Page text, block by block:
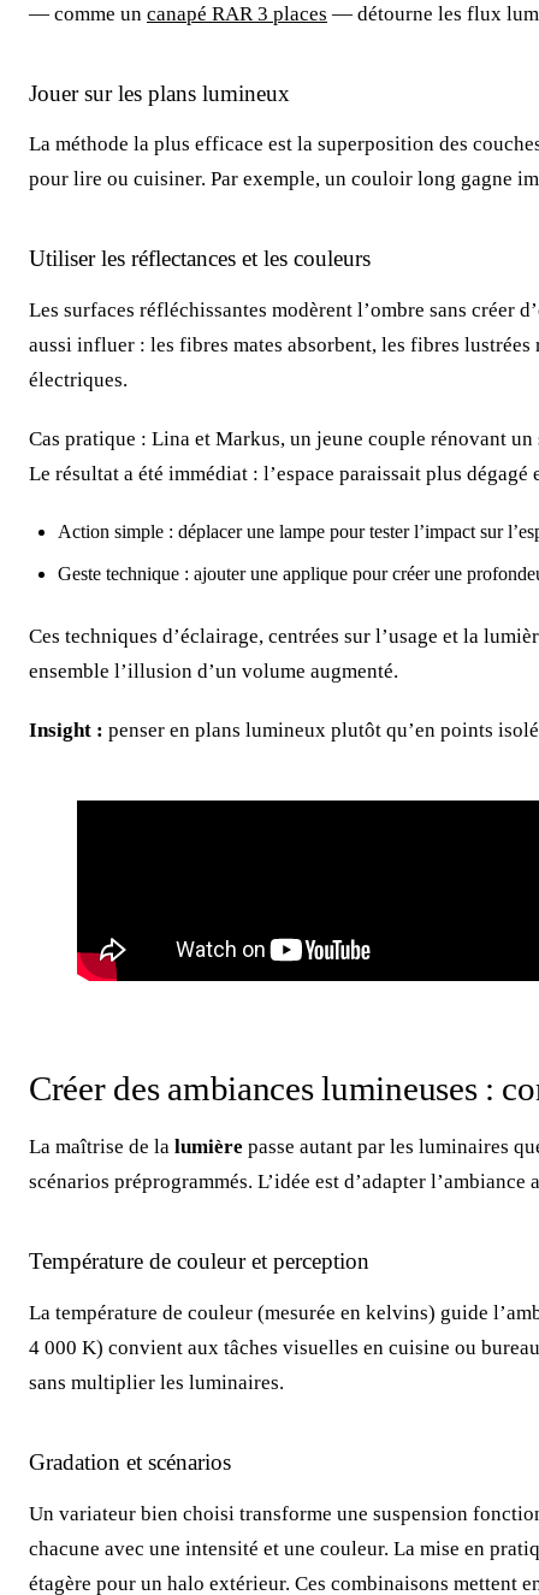
— comme un canapé RAR 3 places — détourne les flux
Jouer sur les plans lumineux
La méthode la plus efficace est la superposition des
pour lire ou cuisiner. Par exemple, un couloir long gagne
Utiliser les réflectances et les couleurs
Les surfaces réfléchissantes modèrent l’ombre sans créer
aussi influer : les fibres mates absorbent, les fibres
électriques.
Cas pratique : Lina et Markus, un jeune couple rénovant
Le résultat a été immédiat : l’espace paraissait plus
Action simple : déplacer une lampe pour tester l’impact sur
Geste technique : ajouter une applique pour créer une
Ces techniques d’éclairage, centrées sur l’usage et la
ensemble l’illusion d’un volume augmenté.
Insight : penser en plans lumineux plutôt qu’en points
Créer des ambiances lumineuses :
La maîtrise de la lumière passe autant par les luminaires
scénarios préprogrammés. L’idée est d’adapter
Température de couleur et perception
La température de couleur (mesurée en kelvins) guide
4 000 K) convient aux tâches visuelles en cuisine ou
sans multiplier les luminaires.
Gradation et scénarios
Un variateur bien choisi transforme une suspension
chacune avec une intensité et une couleur. La mise en
étagère pour un halo extérieur. Ces combinaisons mettent